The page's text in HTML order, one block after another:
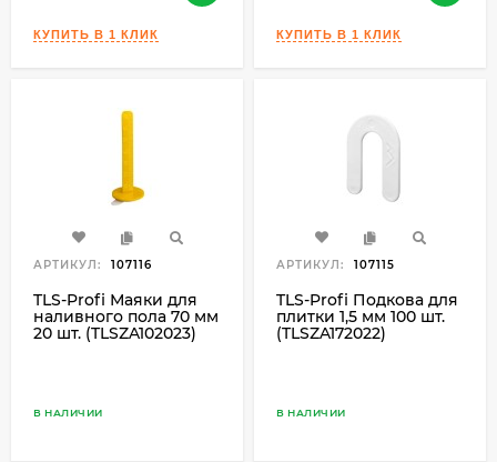
АРТИКУЛ: 107116
TLS-Profi Маяки для
наливного пола 70 мм
20 шт. (TLSZA102023)
В НАЛИЧИИ
АРТИКУЛ: 107115
TLS-Profi Подкова для
плитки 1,5 мм 100 шт.
(TLSZA172022)
В НАЛИЧИИ